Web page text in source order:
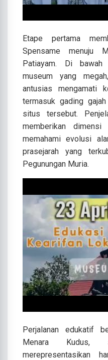
Etape pertama
Spensame menuju
Patiayam. Di
museum yang
antusias mengamati
termasuk gading
situs tersebut.
memberikan
memahami evolusi
prasejarah yang
Pegunungan Muria.
Perjalanan edukatif
Menara Kudus,
merepresentasikan